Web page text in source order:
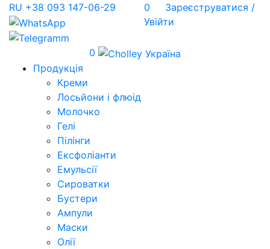
RU +38 093 147-06-29 0
Зареєструватися /
Увійти
0
Продукція
Креми
Лосьйони і флюід
Молочко
Гелі
Пілінги
Ексфоліанти
Емульсії
Сироватки
Бустери
Ампули
Маски
Олії